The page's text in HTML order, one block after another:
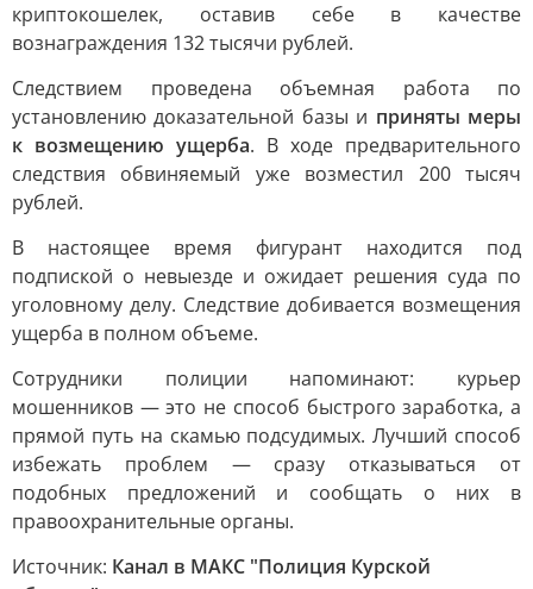
криптокошелек, оставив себе в качестве
вознаграждения 132 тысячи рублей.
Следствием проведена объемная работа по
установлению доказательной базы и приняты меры
к возмещению ущерба. В ходе предварительного
следствия обвиняемый уже возместил 200 тысяч
рублей.
В настоящее время фигурант находится под
подпиской о невыезде и ожидает решения суда по
уголовному делу. Следствие добивается возмещения
ущерба в полном объеме.
Сотрудники полиции напоминают: курьер
мошенников — это не способ быстрого заработка, а
прямой путь на скамью подсудимых. Лучший способ
избежать проблем — сразу отказываться от
подобных предложений и сообщать о них в
правоохранительные органы.
Источник: Канал в МАКС "Полиция Курской